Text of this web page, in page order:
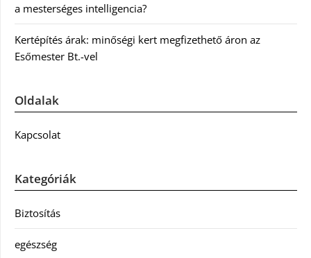
a mesterséges intelligencia?
Kertépítés árak: minőségi kert megfizethető áron az
Esőmester Bt.-vel
Oldalak
Kapcsolat
Kategóriák
Biztosítás
egészség